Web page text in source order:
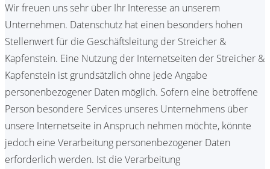
Wir freuen uns sehr über Ihr Interesse an unserem
Unternehmen. Datenschutz hat einen besonders hohen
Stellenwert für die Geschäftsleitung der Streicher &
Kapfenstein. Eine Nutzung der Internetseiten der Streicher &
Kapfenstein ist grundsätzlich ohne jede Angabe
personenbezogener Daten möglich. Sofern eine betroffene
Person besondere Services unseres Unternehmens über
unsere Internetseite in Anspruch nehmen möchte, könnte
jedoch eine Verarbeitung personenbezogener Daten
erforderlich werden. Ist die Verarbeitung